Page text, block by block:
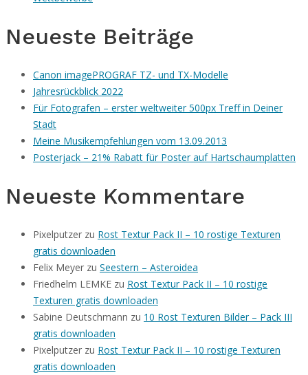
Neueste Beiträge
Canon imagePROGRAF TZ- und TX-Modelle
Jahresrückblick 2022
Für Fotografen – erster weltweiter 500px Treff in Deiner
Stadt
Meine Musikempfehlungen vom 13.09.2013
Posterjack – 21% Rabatt für Poster auf Hartschaumplatten
Neueste Kommentare
Pixelputzer zu Rost Textur Pack II – 10 rostige Texturen
gratis downloaden
Felix Meyer zu Seestern – Asteroidea
Friedhelm LEMKE zu Rost Textur Pack II – 10 rostige
Texturen gratis downloaden
Sabine Deutschmann zu 10 Rost Texturen Bilder – Pack III
gratis downloaden
Pixelputzer zu Rost Textur Pack II – 10 rostige Texturen
gratis downloaden